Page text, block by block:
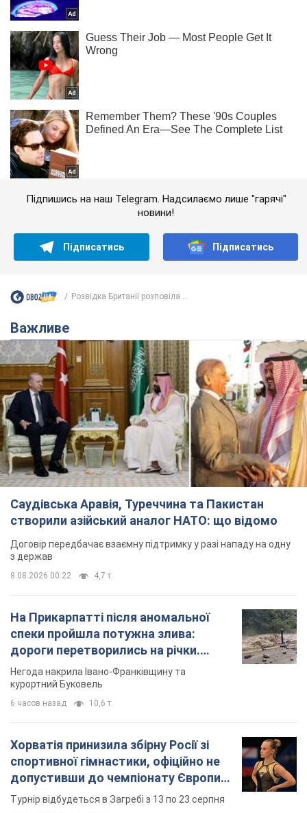
Підпишись на наш Telegram. Надсилаємо лише "гарячі"
новини!
Підписатись Підписатись
Розвідка Британії розповіла ...
Важливе
Саудівська Аравія, Туреччина та Пакистан
створили азійський аналог НАТО: що відомо
Договір передбачає взаємну підтримку у разі нападу на одну
з держав
8.08.2026 00:22 4,7 т.
На Прикарпатті після аномальної
спеки пройшла потужна злива:
дороги перетворились на річки.
Відео
Негода накрила Івано-Франківщину та
курортний Буковель
6 часов назад 10,6 т.
Хорватія принизила збірну Росії зі
спортивної гімнастики, офіційно не
допустивши до чемпіонату Європи
основних спортсменів
Турнір відбудеться в Загребі з 13 по 23 серпня